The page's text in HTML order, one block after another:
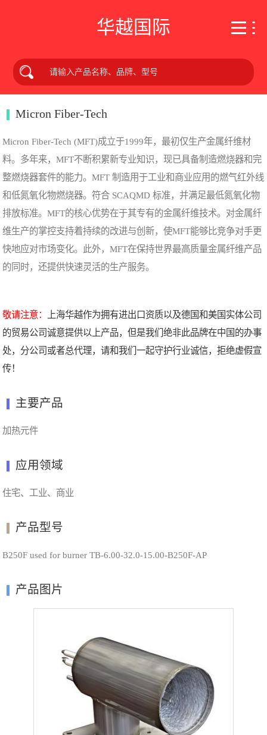
华越国际
Micron Fiber-Tech
Micron Fiber-Tech (MFT)成立于1999年，最初仅生产金属纤维材
料。多年来，MFT不断积累新专业知识，现已具备制造燃烧器和完
整燃烧器套件的能力。MFT 制造用于工业和商业应用的燃气红外线
和低氮氧化物燃烧器。符合 SCAQMD 标准，并满足最低氮氧化物
排放标准。MFT的核心优势在于其专有的金属纤维技术。对金属纤
维生产的掌控支持着持续的改进与创新，使MFT能够比竞争对手更
快地应对市场变化。此外，MFT在保持世界最高质量金属纤维产品
的同时，还提供快速灵活的生产服务。
敬请注意：
上海华越作为拥有进出口资质以及德国和美国实体公司
的贸易公司诚意提供以上产品，但是我们绝非此品牌在中国的办事
处，分公司或者总代理，请和我们一起守护行业诚信，拒绝虚假宣
传！
主要产品
加热元件
应用领域
住宅、工业、商业
产品型号
B250F used for burner TB-6.00-32.0-15.00-B250F-AP
产品图片